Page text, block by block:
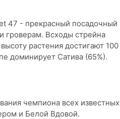
47 - прекрасный посадочный
гроверам. Всходы стрейна
растения достигают 100
доминирует Сатива (65%).
чемпиона всех известных
и Белой Вдовой.